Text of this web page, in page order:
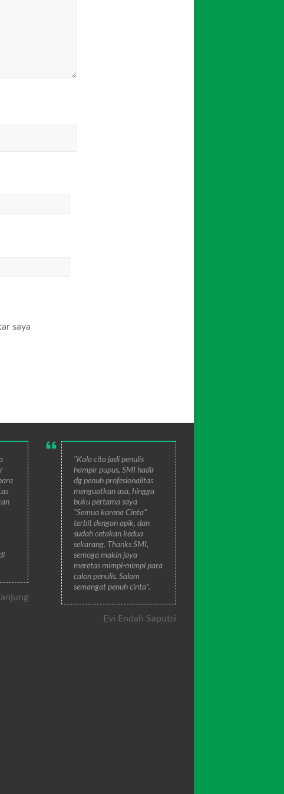
saya
"Kala cita jadi penulis
hampir pupus, SMI hadir
dg penuh profesionalitas
menguatkan asa, hingga
buku pertama saya
"Semua karena Cinta"
terbit dengan apik, dan
sudah cetakan kedua
sekarang. Thanks SMI,
semoga makin jaya
meretas mimpi-mimpi para
calon penulis. Salam
semangat penuh cinta".
Evi Endah Saputri